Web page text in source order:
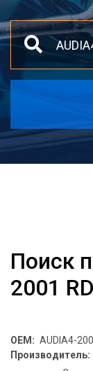
Поиск
2001
OEM: AUDIA4-
Производитель: